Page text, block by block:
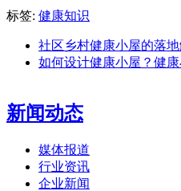
标签: 健康知识
社区乡村健康小屋的落
如何设计健康小屋？健
新闻动态
媒体报道
行业资讯
企业新闻